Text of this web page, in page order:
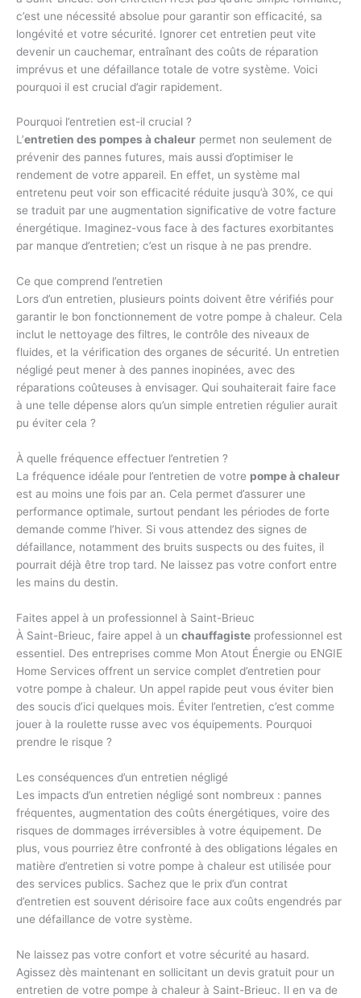
c’est une nécessité absolue pour garantir son efficacité, sa
longévité et votre sécurité. Ignorer cet entretien peut vite
devenir un cauchemar, entraînant des coûts de réparation
imprévus et une défaillance totale de votre système. Voici
pourquoi il est crucial d’agir rapidement.
Pourquoi l’entretien est-il crucial ?
L’entretien des pompes à chaleur permet non seulement de
prévenir des pannes futures, mais aussi d’optimiser le
rendement de votre appareil. En effet, un système mal
entretenu peut voir son efficacité réduite jusqu’à 30%, ce qui
se traduit par une augmentation significative de votre facture
énergétique. Imaginez-vous face à des factures exorbitantes
par manque d’entretien; c’est un risque à ne pas prendre.
Ce que comprend l’entretien
Lors d’un entretien, plusieurs points doivent être vérifiés pour
garantir le bon fonctionnement de votre pompe à chaleur. Cela
inclut le nettoyage des filtres, le contrôle des niveaux de
fluides, et la vérification des organes de sécurité. Un entretien
négligé peut mener à des pannes inopinées, avec des
réparations coûteuses à envisager. Qui souhaiterait faire face
à une telle dépense alors qu’un simple entretien régulier aurait
pu éviter cela ?
À quelle fréquence effectuer l’entretien ?
La fréquence idéale pour l’entretien de votre pompe à chaleur
est au moins une fois par an. Cela permet d’assurer une
performance optimale, surtout pendant les périodes de forte
demande comme l’hiver. Si vous attendez des signes de
défaillance, notamment des bruits suspects ou des fuites, il
pourrait déjà être trop tard. Ne laissez pas votre confort entre
les mains du destin.
Faites appel à un professionnel à Saint-Brieuc
À Saint-Brieuc, faire appel à un chauffagiste professionnel est
essentiel. Des entreprises comme Mon Atout Énergie ou ENGIE
Home Services offrent un service complet d’entretien pour
votre pompe à chaleur. Un appel rapide peut vous éviter bien
des soucis d’ici quelques mois. Éviter l’entretien, c’est comme
jouer à la roulette russe avec vos équipements. Pourquoi
prendre le risque ?
Les conséquences d’un entretien négligé
Les impacts d’un entretien négligé sont nombreux : pannes
fréquentes, augmentation des coûts énergétiques, voire des
risques de dommages irréversibles à votre équipement. De
plus, vous pourriez être confronté à des obligations légales en
matière d’entretien si votre pompe à chaleur est utilisée pour
des services publics. Sachez que le prix d’un contrat
d’entretien est souvent dérisoire face aux coûts engendrés par
une défaillance de votre système.
Ne laissez pas votre confort et votre sécurité au hasard.
Agissez dès maintenant en sollicitant un devis gratuit pour un
entretien de votre pompe à chaleur à Saint-Brieuc. Il en va de